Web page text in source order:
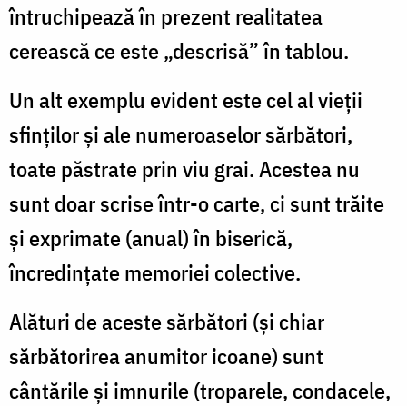
întruchipează în prezent realitatea
cerească ce este „descrisă” în tablou.
Un alt exemplu evident este cel al vieţii
sfinţilor şi ale numeroaselor sărbători,
toate păstrate prin viu grai. Acestea nu
sunt doar scrise într-o carte, ci sunt trăite
și exprimate (anual) în biserică,
încredințate memoriei colective.
Alături de aceste sărbători (și chiar
sărbătorirea anumitor icoane) sunt
cântările și imnurile (troparele, condacele,